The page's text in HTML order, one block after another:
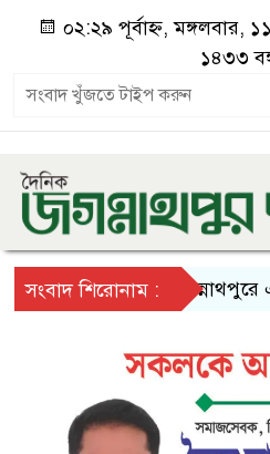
০২:২৯ পূর্বাহ্ন, মঙ্গলবার,
১৪৩৩
সংবাদ শিরোনাম :জগন্নাথপুরে